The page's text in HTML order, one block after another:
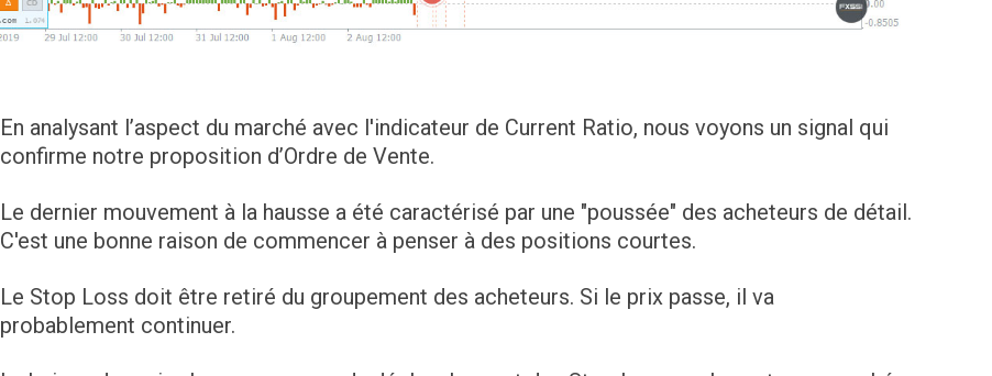
En analysant l’aspect du marché avec l'indicateur de Current Ratio, nous voyons un signal qui
confirme notre proposition d’Ordre de Vente.
Le dernier mouvement à la hausse a été caractérisé par une "poussée" des acheteurs de détail.
C'est une bonne raison de commencer à penser à des positions courtes.
Le Stop Loss doit être retiré du groupement des acheteurs. Si le prix passe, il va
probablement continuer.